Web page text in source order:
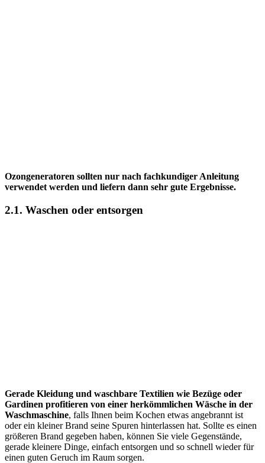
Ozongeneratoren sollten nur nach fachkundiger Anleitung
verwendet werden und liefern dann sehr gute Ergebnisse.
2.1. Waschen oder entsorgen
Gerade Kleidung und waschbare Textilien wie Bezüge oder
Gardinen profitieren von einer herkömmlichen Wäsche in der
Waschmaschine, falls Ihnen beim Kochen etwas angebrannt ist
oder ein kleiner Brand seine Spuren hinterlassen hat. Sollte es einen
größeren Brand gegeben haben, können Sie viele Gegenstände,
gerade kleinere Dinge, einfach entsorgen und so schnell wieder für
einen guten Geruch im Raum sorgen.